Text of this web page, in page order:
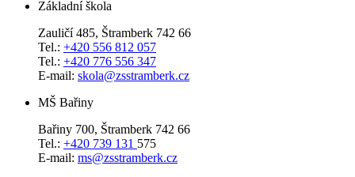
Základní škola
Zauličí 485, Štramberk 742 66
Tel.: +420 556 812 057
Tel.: +420 776 556 347
E-mail: skola@zsstramberk.cz
MŠ Bařiny
Bařiny 700, Štramberk 742 66
Tel.: +420 739 131 575
E-mail: ms@zsstramberk.cz